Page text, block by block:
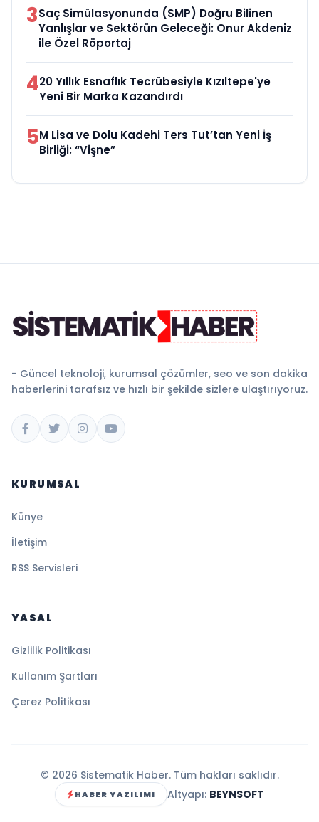
3Saç Simülasyonunda (SMP) Doğru Bilinen
Yanlışlar ve Sektörün Geleceği: Onur Akdeniz
ile Özel Röportaj
420 Yıllık Esnaflık Tecrübesiyle Kızıltepe'ye
Yeni Bir Marka Kazandırdı
5M Lisa ve Dolu Kadehi Ters Tut’tan Yeni İş
Birliği: “Vişne”
- Güncel teknoloji, kurumsal çözümler, seo ve son dakika
haberlerini tarafsız ve hızlı bir şekilde sizlere ulaştırıyoruz.
KURUMSAL
Künye
İletişim
RSS Servisleri
YASAL
Gizlilik Politikası
Kullanım Şartları
Çerez Politikası
© 2026 Sistematik Haber. Tüm hakları saklıdır.
HABER YAZILIMI Altyapı: BEYNSOFT